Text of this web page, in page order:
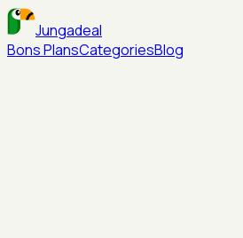
Jungadeal
Bons PlansCategoriesBlog